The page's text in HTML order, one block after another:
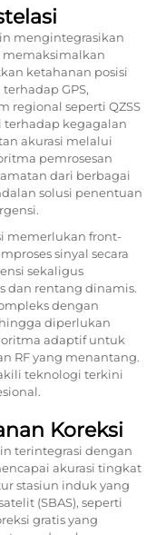
mengintegrasikan
ketahanan posisi
GPS,
regional seperti QZSS
terhadap kegagalan
akurasi melalui
pemrosesan
dari berbagai
solusi penentuan
memerlukan front-
sinyal secara
sekaligus
dan rentang dinamis.
dengan
diperlukan
adaptif untuk
RF yang menantang.
teknologi terkini
Koreksi
terintegrasi dengan
akurasi tingkat
stasiun induk yang
(SBAS), seperti
gratis yang